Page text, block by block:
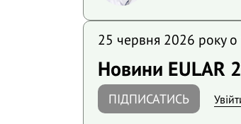
25 червня 2026 року
Новини EULAR
ПІДПИСАТИСЬ